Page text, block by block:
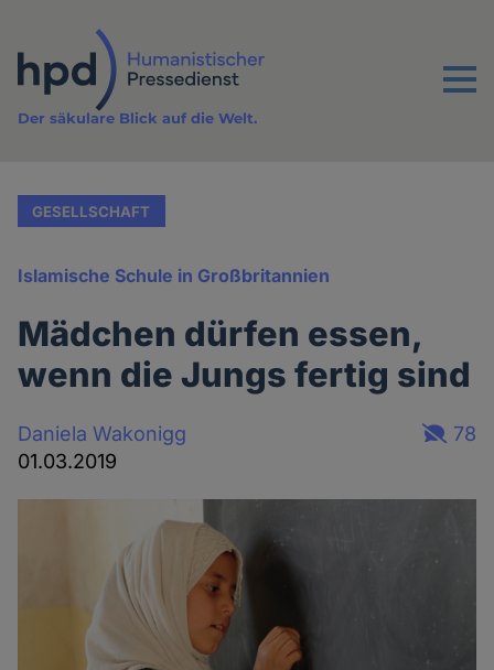
Inhalt
Menu
Der säkulare Blick auf die Welt.
GESELLSCHAFT
Islamische Schule in Großbritannien
Mädchen dürfen essen,
wenn die Jungs fertig sind
Daniela Wakonigg
01.03.2019
78